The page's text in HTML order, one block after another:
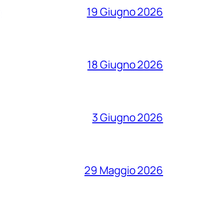
19 Giugno 2026
18 Giugno 2026
3 Giugno 2026
29 Maggio 2026